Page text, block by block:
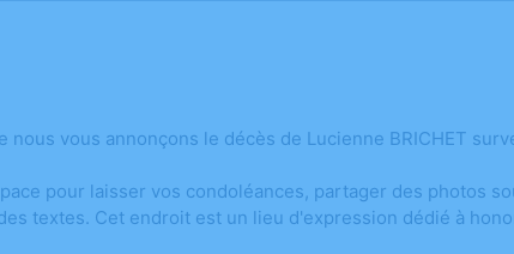
nous vous annonçons le décès de Lucienne BRICHET
pour laisser vos condoléances, partager des photos
textes. Cet endroit est un lieu d'expression dédié à